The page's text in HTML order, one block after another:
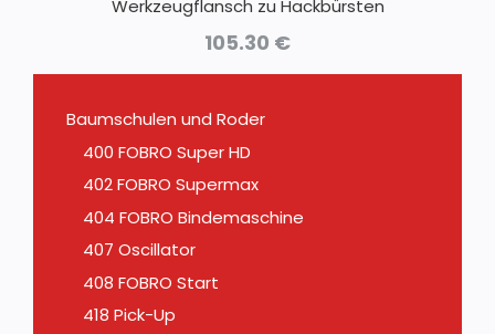
Werkzeugflansch zu Hackbürsten
105.30 €
Baumschulen und Roder
400 FOBRO Super HD
402 FOBRO Supermax
404 FOBRO Bindemaschine
407 Oscillator
408 FOBRO Start
418 Pick-Up